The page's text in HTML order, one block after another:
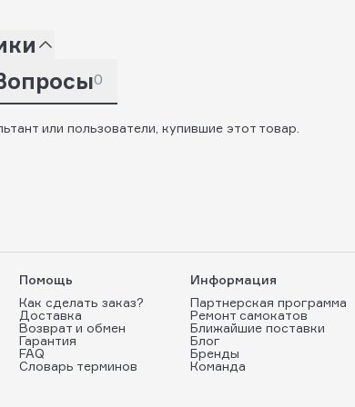
0
или пользователи, купившие этот товар.
Помощь
Как сделать заказ?
Доставка
Возврат и обмен
Гарантия
FAQ
Словарь терминов
Информация
Партнерская программа
Ремонт самокатов
Ближайшие поставки
Блог
Бренды
Команда